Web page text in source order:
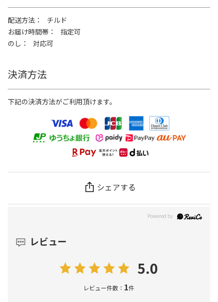
配送方法
チルド
お届け時間帯
指定可
のし
対応可
決済方法
下記の決済方法がご利用頂けます。
シェアする
レビュー
5.0
レビュー件数： 1件